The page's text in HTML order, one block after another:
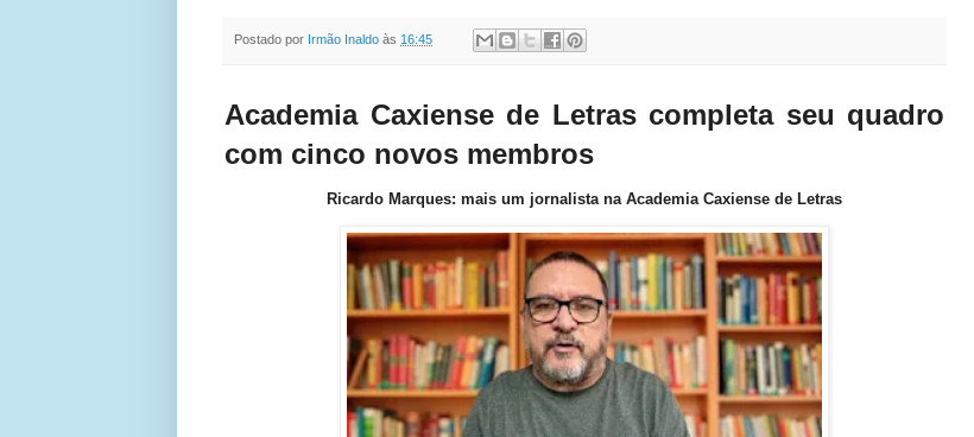
Postado por Irmão Inaldo às 16:45
Academia Caxiense de Letras completa seu quadro
com cinco novos membros
Ricardo Marques: mais um jornalista na Academia Caxiense de Letras